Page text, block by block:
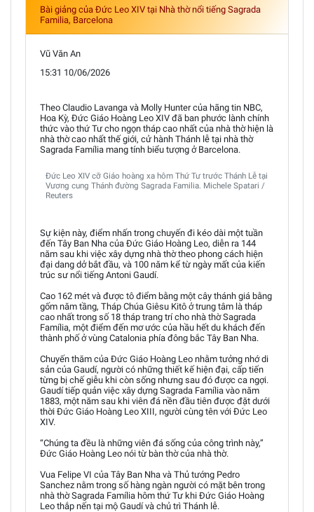
Bài giảng của Đức Leo XIV tại Nhà thờ nổi tiếng Sagrada
Familia, Barcelona
Vũ Văn An
15:31 10/06/2026
Theo Claudio Lavanga và Molly Hunter của hãng tin NBC,
Hoa Kỳ, Đức Giáo Hoàng Leo XIV đã ban phước lành chính
thức vào thứ Tư cho ngọn tháp cao nhất của nhà thờ hiện là
nhà thờ cao nhất thế giới, cử hành Thánh lễ tại nhà thờ
Sagrada Família mang tính biểu tượng ở Barcelona.
Đức Leo XIV cỡ Giáo hoàng xa hôm Thứ Tư trước Thánh Lễ tại
Vương cung Thánh đường Sagrada Familia. Michele Spatari /
Reuters
Sự kiện này, điểm nhấn trong chuyến đi kéo dài một tuần
đến Tây Ban Nha của Đức Giáo Hoàng Leo, diễn ra 144
năm sau khi việc xây dựng nhà thờ theo phong cách hiện
đại dang dở bắt đầu, và 100 năm kể từ ngày mất của kiến
trúc sư nổi tiếng Antoni Gaudí.
Cao 162 mét và được tô điểm bằng một cây thánh giá bằng
gốm năm tầng, Tháp Chúa Giêsu Kitô ở trung tâm là tháp
cao nhất trong số 18 tháp trang trí cho nhà thờ Sagrada
Família, một điểm đến mơ ước của hầu hết du khách đến
thành phố ở vùng Catalonia phía đông bắc Tây Ban Nha.
Chuyến thăm của Đức Giáo Hoàng Leo nhằm tưởng nhớ di
sản của Gaudí, người có những thiết kế hiện đại, cấp tiến
từng bị chế giễu khi còn sống nhưng sau đó được ca ngợi.
Gaudí tiếp quản việc xây dựng Sagrada Família vào năm
1883, một năm sau khi viên đá nền đầu tiên được đặt dưới
thời Đức Giáo Hoàng Leo XIII, người cùng tên với Đức Leo
XIV.
“Chúng ta đều là những viên đá sống của công trình này,”
Đức Giáo Hoàng Leo nói từ bàn thờ của nhà thờ.
Vua Felipe VI của Tây Ban Nha và Thủ tướng Pedro
Sanchez nằm trong số hàng ngàn người có mặt bên trong
nhà thờ Sagrada Família hôm thứ Tư khi Đức Giáo Hoàng
Leo thắp nến tại mộ Gaudí và chủ trì Thánh lễ.